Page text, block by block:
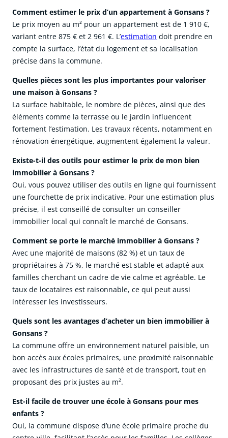
Comment estimer le prix d’un appartement à Gonsans ?
Le prix moyen au m² pour un appartement est de 1 910 €,
variant entre 875 € et 2 961 €. L’estimation doit prendre en
compte la surface, l’état du logement et sa localisation
précise dans la commune.
Quelles pièces sont les plus importantes pour valoriser
une maison à Gonsans ?
La surface habitable, le nombre de pièces, ainsi que des
éléments comme la terrasse ou le jardin influencent
fortement l’estimation. Les travaux récents, notamment en
rénovation énergétique, augmentent également la valeur.
Existe-t-il des outils pour estimer le prix de mon bien
immobilier à Gonsans ?
Oui, vous pouvez utiliser des outils en ligne qui fournissent
une fourchette de prix indicative. Pour une estimation plus
précise, il est conseillé de consulter un conseiller
immobilier local qui connaît le marché de Gonsans.
Comment se porte le marché immobilier à Gonsans ?
Avec une majorité de maisons (82 %) et un taux de
propriétaires à 75 %, le marché est stable et adapté aux
familles cherchant un cadre de vie calme et agréable. Le
taux de locataires est raisonnable, ce qui peut aussi
intéresser les investisseurs.
Quels sont les avantages d’acheter un bien immobilier à
Gonsans ?
La commune offre un environnement naturel paisible, un
bon accès aux écoles primaires, une proximité raisonnable
avec les infrastructures de santé et de transport, tout en
proposant des prix justes au m².
Est-il facile de trouver une école à Gonsans pour mes
enfants ?
Oui, la commune dispose d’une école primaire proche du